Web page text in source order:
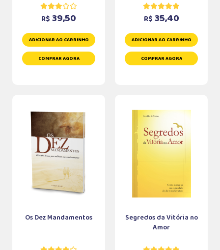
R$ 39,50
ADICIONAR AO CARRINHO
COMPRAR AGORA
R$ 35,40
ADICIONAR AO CARRINHO
COMPRAR AGORA
Os Dez Mandamentos
Segredos da Vitória no
Amor